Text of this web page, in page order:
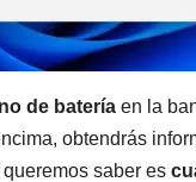
de batería en la
obtendrás
saber es